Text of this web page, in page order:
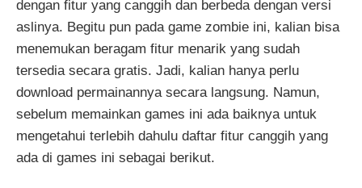
dengan fitur yang canggih dan berbeda dengan versi
aslinya. Begitu pun pada game zombie ini, kalian bisa
menemukan beragam fitur menarik yang sudah
tersedia secara gratis. Jadi, kalian hanya perlu
download permainannya secara langsung. Namun,
sebelum memainkan games ini ada baiknya untuk
mengetahui terlebih dahulu daftar fitur canggih yang
ada di games ini sebagai berikut.